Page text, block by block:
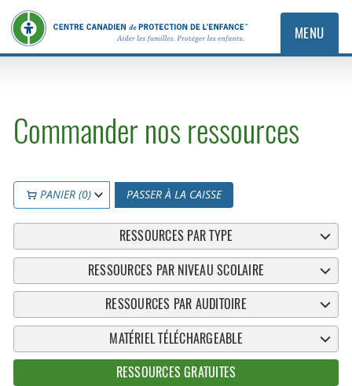
MENU
Commander nos ressources
PANIER (0) PASSER À LA CAISSE
RESSOURCES PAR TYPE
RESSOURCES PAR NIVEAU SCOLAIRE
RESSOURCES PAR AUDITOIRE
MATÉRIEL TÉLÉCHARGEABLE
RESSOURCES GRATUITES